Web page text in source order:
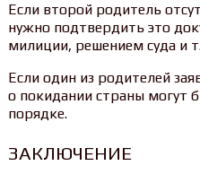
Если второй родитель
нужно подтвердить это
милиции, решением суда и
Если один из родителей
о покидании страны могут
порядке.
ЗАКЛЮЧЕНИЕ